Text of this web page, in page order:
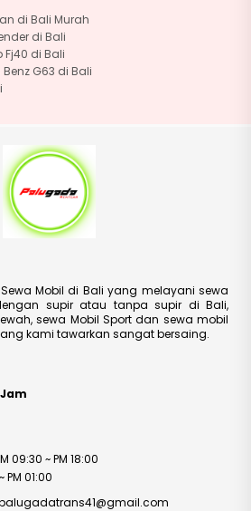
di Bali Murah
di Bali
Fj40 di Bali
G63 di Bali
Mobil di Bali yang melayani sewa
supir atau tanpa supir di Bali,
sewa Mobil Sport dan sewa mobil
kami tawarkan sangat bersaing.
09:30 ~ PM 18:00
PM 01:00